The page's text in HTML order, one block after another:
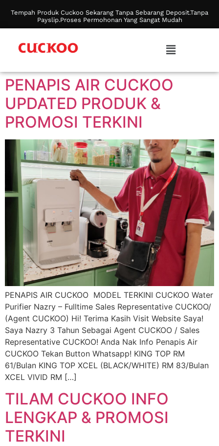
Tempah Produk Cuckoo Sekarang Tanpa Sebarang Deposit.Tanpa
Payslip.Proses Permohonan Yang Sangat Mudah
PENAPIS AIR CUCKOO
UPDATED PRODUK &
PROMOSI TERKINI
PENAPIS AIR CUCKOO MODEL TERKINI CUCKOO Water
Purifier Nazry – Fulltime Sales Representative CUCKOO/
(Agent CUCKOO) Hi! Terima Kasih Visit Website Saya!
Saya Nazry 3 Tahun Sebagai Agent CUCKOO / Sales
Representative CUCKOO! Anda Nak Info Penapis Air
CUCKOO Tekan Button Whatsapp! KING TOP RM
61/Bulan KING TOP XCEL (BLACK/WHITE) RM 83/Bulan
XCEL VIVID RM […]
TILAM CUCKOO INFO
LENGKAP & PROMOSI
TERKINI